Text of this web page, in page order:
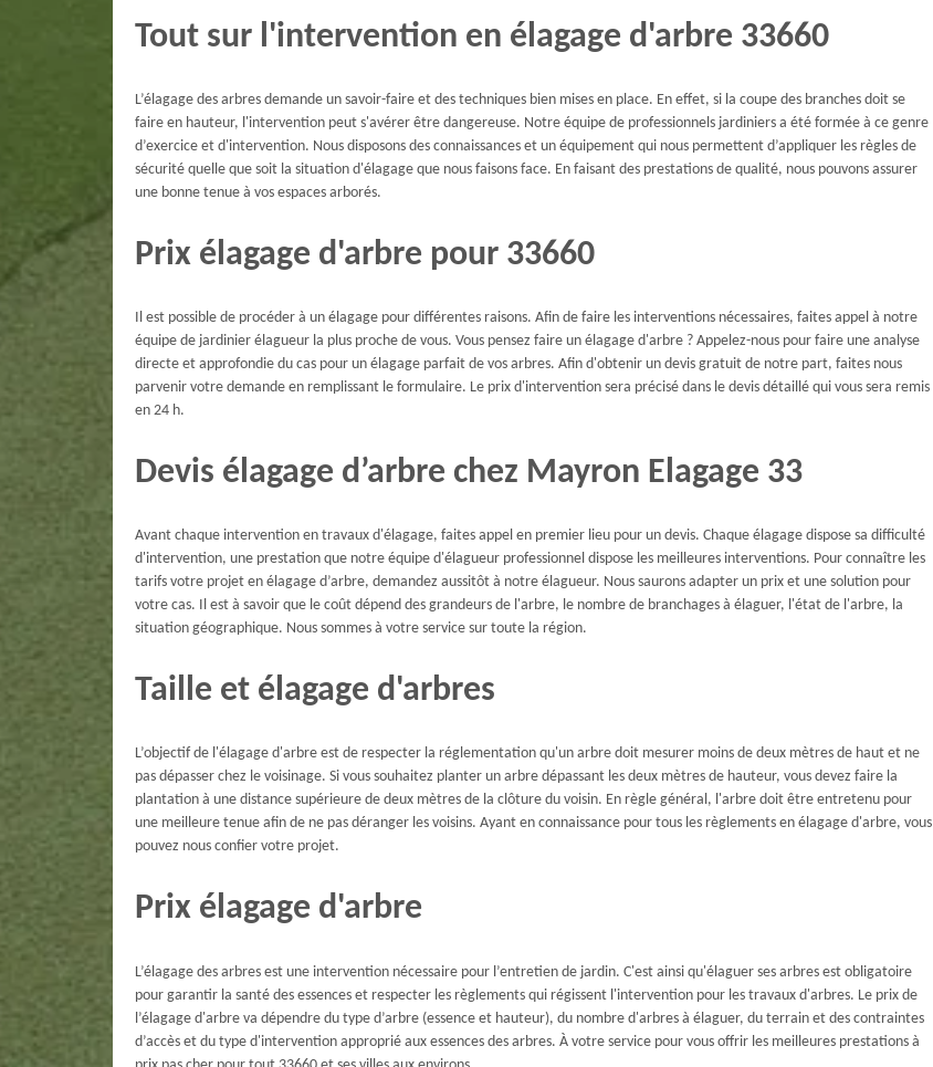
Tout sur l'intervention en élagage d'arbre 33660
L’élagage des arbres demande un savoir-faire et des techniques bien mises en place. En effet, si la coupe des branches doit se
faire en hauteur, l'intervention peut s'avérer être dangereuse. Notre équipe de professionnels jardiniers a été formée à ce genre
d’exercice et d'intervention. Nous disposons des connaissances et un équipement qui nous permettent d’appliquer les règles de
sécurité quelle que soit la situation d'élagage que nous faisons face. En faisant des prestations de qualité, nous pouvons assurer
une bonne tenue à vos espaces arborés.
Prix élagage d'arbre pour 33660
Il est possible de procéder à un élagage pour différentes raisons. Afin de faire les interventions nécessaires, faites appel à notre
équipe de jardinier élagueur la plus proche de vous. Vous pensez faire un élagage d'arbre ? Appelez-nous pour faire une analyse
directe et approfondie du cas pour un élagage parfait de vos arbres. Afin d'obtenir un devis gratuit de notre part, faites nous
parvenir votre demande en remplissant le formulaire. Le prix d'intervention sera précisé dans le devis détaillé qui vous sera remis
en 24 h.
Devis élagage d’arbre chez Mayron Elagage 33
Avant chaque intervention en travaux d'élagage, faites appel en premier lieu pour un devis. Chaque élagage dispose sa difficulté
d'intervention, une prestation que notre équipe d'élagueur professionnel dispose les meilleures interventions. Pour connaître les
tarifs votre projet en élagage d’arbre, demandez aussitôt à notre élagueur. Nous saurons adapter un prix et une solution pour
votre cas. Il est à savoir que le coût dépend des grandeurs de l'arbre, le nombre de branchages à élaguer, l'état de l'arbre, la
situation géographique. Nous sommes à votre service sur toute la région.
Taille et élagage d'arbres
L’objectif de l'élagage d'arbre est de respecter la réglementation qu'un arbre doit mesurer moins de deux mètres de haut et ne
pas dépasser chez le voisinage. Si vous souhaitez planter un arbre dépassant les deux mètres de hauteur, vous devez faire la
plantation à une distance supérieure de deux mètres de la clôture du voisin. En règle général, l'arbre doit être entretenu pour
une meilleure tenue afin de ne pas déranger les voisins. Ayant en connaissance pour tous les règlements en élagage d'arbre, vous
pouvez nous confier votre projet.
Prix élagage d'arbre
L’élagage des arbres est une intervention nécessaire pour l’entretien de jardin. C'est ainsi qu'élaguer ses arbres est obligatoire
pour garantir la santé des essences et respecter les règlements qui régissent l'intervention pour les travaux d'arbres. Le prix de
l’élagage d'arbre va dépendre du type d’arbre (essence et hauteur), du nombre d'arbres à élaguer, du terrain et des contraintes
d’accès et du type d'intervention approprié aux essences des arbres. À votre service pour vous offrir les meilleures prestations à